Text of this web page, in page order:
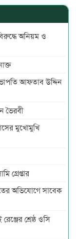
অনিয়ম ও
আফতাব উদ্দিন
ভৈরবী
মুখোমুখি
গ্রেপ্তার
অভিযোগে সাবেক
শ্রেষ্ঠ ওসি